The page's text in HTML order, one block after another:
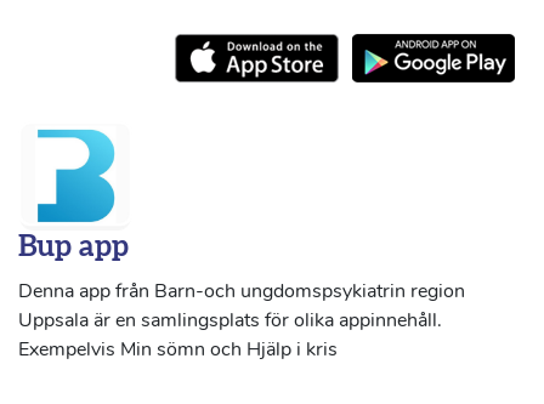
Bup app
Denna app från Barn-och ungdomspsykiatrin region
Uppsala är en samlingsplats för olika appinnehåll.
Exempelvis Min sömn och Hjälp i kris